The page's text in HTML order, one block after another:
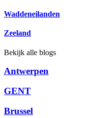
Waddeneilanden
Zeeland
Bekijk alle blogs
Antwerpen
GENT
Brussel